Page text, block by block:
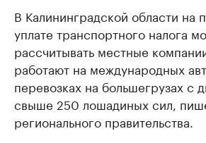
В Калининградской области на
уплате транспортного налога
рассчитывать местные
работают на международных
перевозках на большегрузах с
свыше 250 лошадиных сил,
регионального правительства.